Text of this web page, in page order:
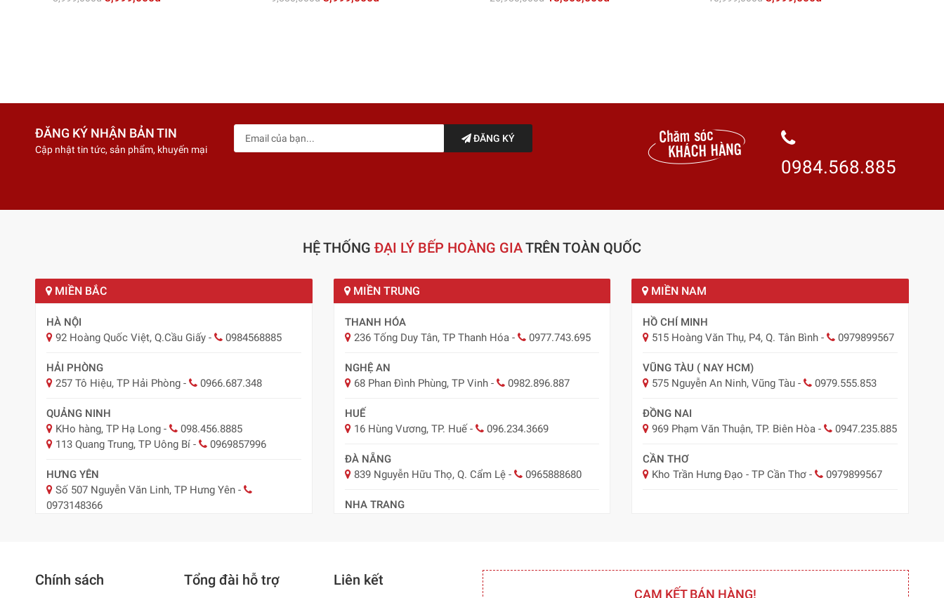
ĐĂNG KÝ NHẬN BẢN TIN
Cập nhật tin tức, sản phẩm, khuyến mại
ĐĂNG KÝ
0984.568.885
HỆ THỐNG ĐẠI LÝ BẾP HOÀNG GIATRÊN TOÀN QUỐC
MIỀN BẮC
HÀ NỘI
92 Hoàng Quốc Việt, Q.Cầu Giấy - 0984568885
HẢI PHÒNG
257 Tô Hiệu, TP Hải Phòng - 0966.687.348
QUẢNG NINH
KHo hàng, TP Hạ Long -
098.456.8885
113 Quang Trung, TP Uông Bí - 0969857996
HƯNG YÊN
Số 507 Nguyễn Văn Linh, TP Hưng Yên -
0973148366
NAM ĐỊNH
MIỀN TRUNG
THANH HÓA
236 Tống Duy Tân, TP Thanh Hóa- 0977.743.695
NGHỆ AN
68 Phan Đình Phùng, TP Vinh- 0982.896.887
HUẾ
16 Hùng Vương, TP. Huế- 096.234.3669
ĐÀ NẴNG
839 Nguyễn Hữu Thọ, Q. Cẩm Lệ- 0965888680
NHA TRANG
MIỀN NAM
HỒ CHÍ MINH
515 Hoàng Văn Thụ, P4, Q. Tân Bình - 0979899567
VŨNG TÀU ( NAY HCM)
575 Nguyễn An Ninh, Vũng Tàu - 0979.555.853
ĐỒNG NAI
969 Phạm Văn Thuận, TP. Biên Hòa - 0947.235.885
CẦN THƠ
Kho Trần Hưng Đạo - TP Cần Thơ - 0979899567
Chính sách Tổng đài hỗ trợ Liên kết
CAM KẾT BÁN HÀNG!